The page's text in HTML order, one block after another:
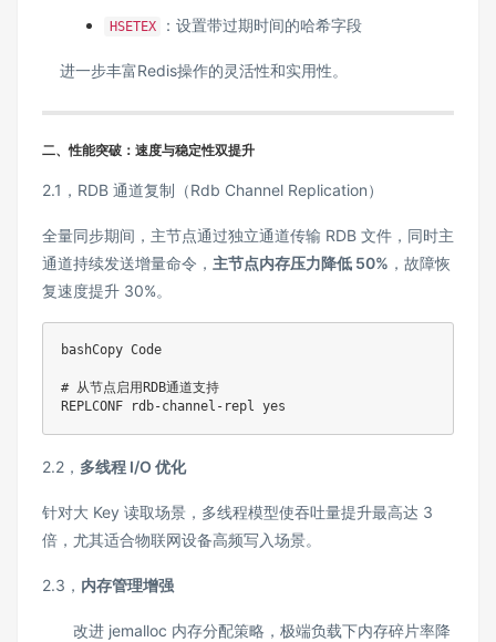
HSETEX ：设置带过期时间的哈希字段
进一步丰富Redis操作的灵活性和实用性。
二、性能突破：速度与稳定性双提升
2.1，RDB 通道复制（Rdb Channel Replication）‌
全量同步期间，主节点通过独立通道传输 RDB 文件，同时主
通道持续发送增量命令，‌ 主节点内存压力降低 50% ‌，故障恢
复速度提升 30%。
bashCopy Code
# 从节点启用RDB通道支持
REPLCONF rdb-channel-repl yes
2.2， 多线程 I/O 优化
针对大 Key 读取场景，多线程模型使吞吐量提升最高达 3
倍，尤其适合物联网设备高频写入场景。
2.3， 内存管理增强
改进 jemalloc 内存分配策略，极端负载下内存碎片率降